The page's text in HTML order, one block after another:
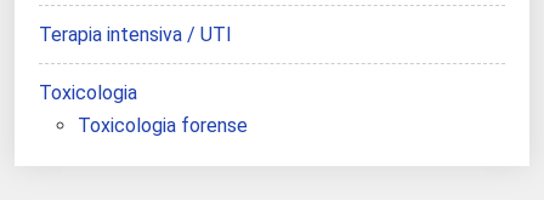
Terapia intensiva / UTI
Toxicologia
Toxicologia forense